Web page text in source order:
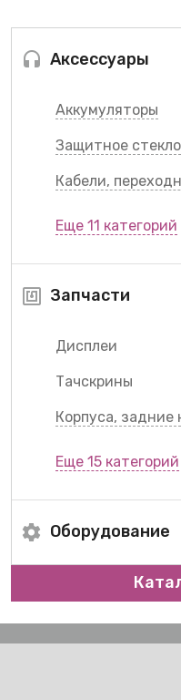
Аксессуары
Аккумуляторы
Защитное стекло
Кабели,
Еще 11 категорий
Запчасти
Дисплеи
Тачскрины
Корпуса, задние
Еще 15 категорий
Оборудование